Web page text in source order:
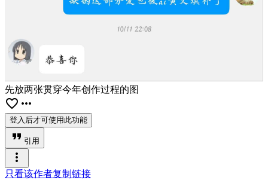
先放两张贯穿今年创作过程的图
favorite_border more_horiz
登入后才可使用此功能
format_quote 引用
more_vert
只看该作者复制链接